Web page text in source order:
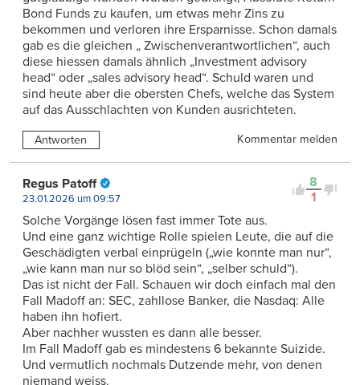
Bond Funds zu kaufen, um etwas mehr Zins zu
bekommen und verloren ihre Ersparnisse. Schon damals
gab es die gleichen „ Zwischenverantwortlichen“, auch
diese hiessen damals ähnlich „Investment advisory
head“ oder „sales advisory head“. Schuld waren und
sind heute aber die obersten Chefs, welche das System
auf das Ausschlachten von Kunden ausrichteten.
Antworten Kommentar melden
8
1
Regus Patoff
23.01.2026 um 09:57
Solche Vorgänge lösen fast immer Tote aus.
Und eine ganz wichtige Rolle spielen Leute, die auf die
Geschädigten verbal einprügeln („wie konnte man nur“,
„wie kann man nur so blöd sein“, „selber schuld“).
Das ist nicht der Fall. Schauen wir doch einfach mal den
Fall Madoff an: SEC, zahllose Banker, die Nasdaq: Alle
haben ihn hofiert.
Aber nachher wussten es dann alle besser.
Im Fall Madoff gab es mindestens 6 bekannte Suizide.
Und vermutlich nochmals Dutzende mehr, von denen
niemand weiss.